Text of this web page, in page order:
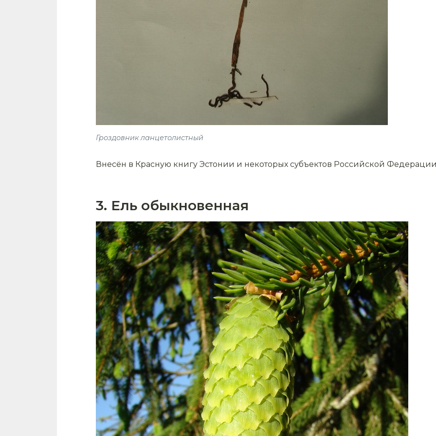
Гроздовник ланцетолистный
Внесён в Красную книгу Эстонии и некоторых субъектов Российской
3. Ель обыкновенная